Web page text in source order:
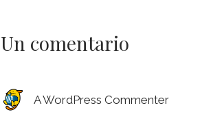
Un comentario
A WordPress Commenter